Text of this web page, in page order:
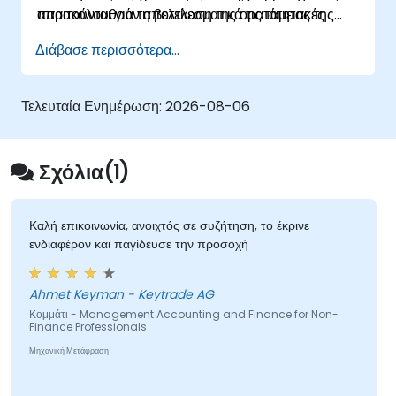
παρακολουθούν αποτελεσματικά τις ταμειακές
προγραμματισμούς ροής μετρητών, να
βελτιστοποιούν το λειτουργικό κεφάλαιο, να
διαχειρίζονται τις σχέσεις με τις τράπεζες, να
ενισχύουν τον έλεγχο πληρωμών και να λαμβάνουν
τεκμηριωμένες αποφάσεις χρηματοδότησης και
επενδύσεων.
απαιτούνται για τη βελτίωση της ορατότητας της
και τη θέσπιση ενός δομημένου πλαισίου
διαχείρισης ταμειακών ροών στις οργανώσεις τους.
Διάβασε περισσότερα...
Τελευταία Ενημέρωση: 2026-08-06
Σχόλια(1)
Καλή επικοινωνία, ανοιχτός σε συζήτηση, το έκρινε
ενδιαφέρον και παγίδευσε την προσοχή
Ahmet Keyman - Keytrade AG
Κομμάτι - Management Accounting and Finance for Non-
Finance Professionals
Μηχανική Μετάφραση